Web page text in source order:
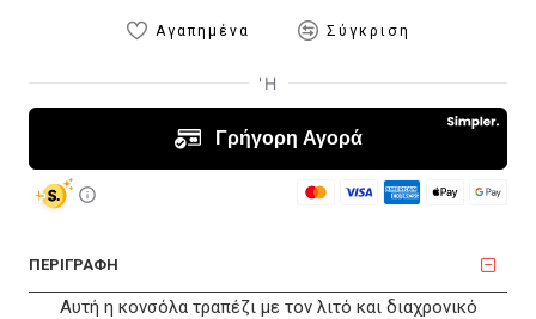
Αγαπημένα Σύγκριση
ΠΕΡΙΓΡΑΦΗ
Αυτή η κονσόλα τραπέζι με τον λιτό και διαχρονικό